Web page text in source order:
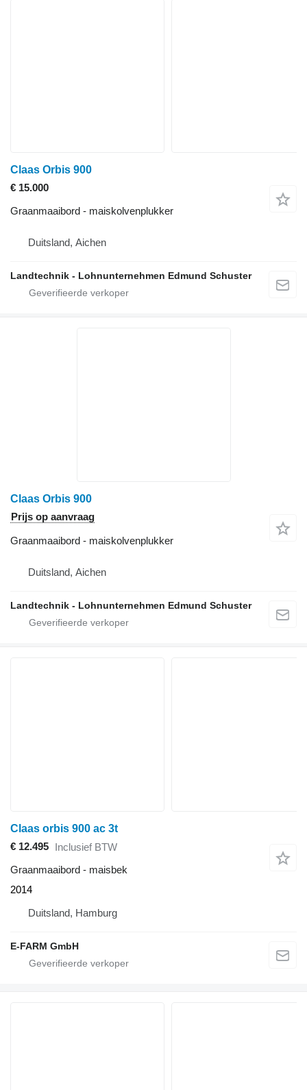
Claas Orbis 900
€ 15.000
Graanmaaibord - maiskolvenplukker
Duitsland, Aichen
Landtechnik - Lohnunternehmen Edmund Schuster
Claas Orbis 900
Prijs op aanvraag
Graanmaaibord - maiskolvenplukker
Duitsland, Aichen
Landtechnik - Lohnunternehmen Edmund Schuster
Claas orbis 900 ac 3t
€ 12.495 Inclusief BTW
Graanmaaibord - maisbek
2014
Duitsland, Hamburg
E-FARM GmbH